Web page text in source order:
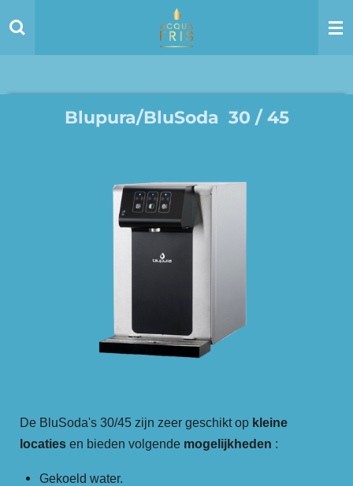
Ga
direct
Blupura/BluSoda 30 / 45
De BluSoda's 30/45 zijn zeer geschikt op kleine
locaties en bieden volgende mogelijkheden :
Gekoeld water.